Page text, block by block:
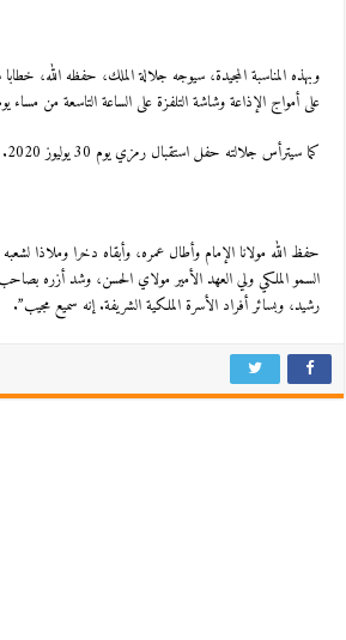
وبهذه المناسبة المجيدة، سيوجه جلالة الملك، حفظه الله،
على أمواج الإذاعة وشاشة التلفزة على الساعة التاسعة من مساء يوم 29 يوليوز
كما سيترأس جلالته حفل استقبال رمزي يوم 30 يوليوز 2020.
حفظ الله مولانا الإمام وأطال عمره، وأبقاه دخرا وملاذا
السمو الملكي ولي العهد الأمير مولاي الحسن، وشد أزره
رشيد، وبسائر أفراد الأسرة الملكية الشريفة. إنه سميع مجيب”.